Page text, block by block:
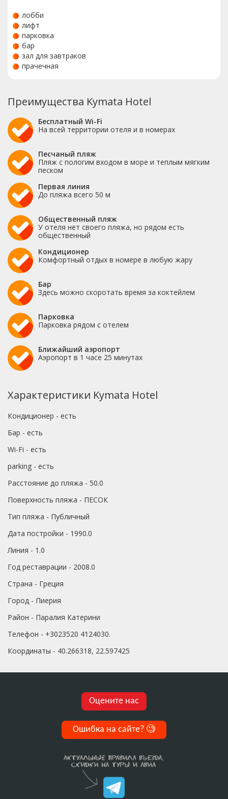
лобби
лифт
парковка
бар
зал для завтраков
прачечная
Преимущества Kymata Hotel
Бесплатный Wi-Fi
На всей территории отеля и в номерах
Песчаный пляж
Пляж с пологим входом в море и теплым мягким
песком
Первая линия
До пляжа всего 50 м
Общественный пляж
У отеля нет своего пляжа, но рядом есть
общественный
Кондиционер
Комфортный отдых в номере в любую жару
Бар
Здесь можно скоротать время за коктейлем
Парковка
Парковка рядом с отелем
Ближайший аэропорт
Аэропорт в 1 часе 25 минутах
Характеристики Kymata Hotel
Кондиционер - есть
Бар - есть
Wi-Fi - есть
parking - есть
Расстояние до пляжа - 50.0
Поверхность пляжа - ПЕСОК
Тип пляжа - Публичный
Дата постройки - 1990.0
Линия - 1.0
Год реставрации - 2008.0
Страна - Греция
Город - Пиерия
Район - Паралия Катерини
Телефон - +3023520 4124030.
Координаты - 40.266318, 22.597425
Оцените нас
Ошибка на сайте? 🧐